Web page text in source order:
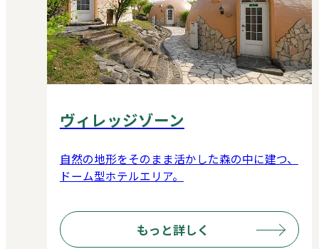
ヴィレッジゾーン
自然の地形をそのまま活かした森の中に建つ、
ドーム型ホテルエリア。
もっと詳しく